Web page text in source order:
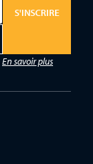
S'INSCRIRE
En savoir plus